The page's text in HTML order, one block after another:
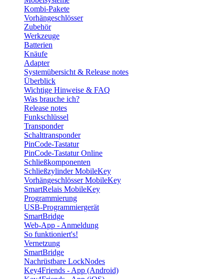
Kombi-Pakete
Vorhängeschlösser
Zubehör
Werkzeuge
Batterien
Knäufe
Adapter
Systemübersicht & Release notes
Überblick
Wichtige Hinweise & FAQ
Was brauche ich?
Release notes
Funkschlüssel
Transponder
Schalttransponder
PinCode-Tastatur
PinCode-Tastatur Online
Schließkomponenten
Schließzylinder MobileKey
Vorhängeschlösser MobileKey
SmartRelais MobileKey
Programmierung
USB-Programmiergerät
SmartBridge
Web-App - Anmeldung
So funktioniert's!
Vernetzung
SmartBridge
Nachrüstbare LockNodes
Key4Friends - App (Android)